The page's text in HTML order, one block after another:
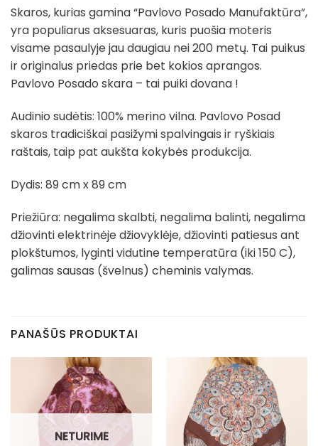
Skaros, kurias gamina “Pavlovo Posado Manufaktūra”,
yra populiarus aksesuaras, kuris puošia moteris
visame pasaulyje jau daugiau nei 200 metų. Tai puikus
ir originalus priedas prie bet kokios aprangos.
Pavlovo Posado skara – tai puiki dovana !
Audinio sudėtis: 100% merino vilna. Pavlovo Posad
skaros tradiciškai pasižymi spalvingais ir ryškiais
raštais, taip pat aukšta kokybės produkcija.
Dydis: 89 cm x 89 cm
Priežiūra: negalima skalbti, negalima balinti, negalima
džiovinti elektrinėje džiovyklėje, džiovinti patiesus ant
plokštumos, lyginti vidutine temperatūra (iki 150 C),
galimas sausas (švelnus) cheminis valymas.
PANAŠŪS PRODUKTAI
NETURIME